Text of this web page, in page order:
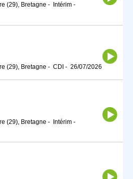
(29), Bretagne - Intérim -
(29), Bretagne - CDI - 26/07/2026
(29), Bretagne - Intérim -